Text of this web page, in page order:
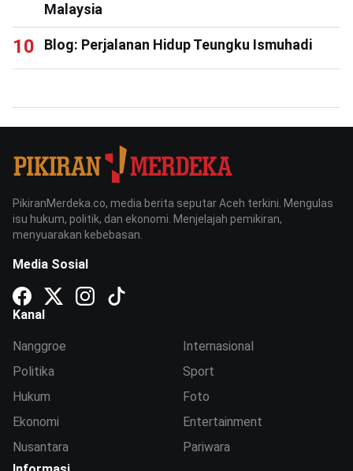
Malaysia
Blog: Perjalanan Hidup Teungku Ismuhadi
PikiranMerdeka.co, media berita seputar Aceh terkini. Mengulas
isu hukum, politik, dan ekonomi. Menjelajah pemikiran,
menyuarakan kebebasan.
Media Sosial
Kanal
Nanggroe
Politika
Hukum
Ekonomi
Nusantara
Internasional
Sport
Foto
Entertainment
Pariwara